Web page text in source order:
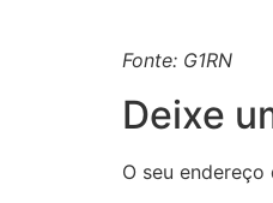
Fonte: G1RN
Deixe
O seu